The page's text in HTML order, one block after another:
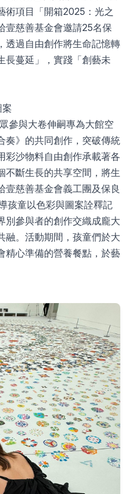
術項目「開箱2025：光之
壹慈善基金會邀請25名保
透過自由創作將生命記憶轉
長蔓延」，實踐「創藝未
參與大卷伸嗣專為大館空
奏》的共同創作，突破傳統
彩沙物料自由創作承載著各
不斷生長的共享空間，將生
壹慈善基金會義工團及保良
孩童以色彩與圖案詮釋記
別參與者的創作交織成龐大
融。活動期間，孩童們於大
精心準備的營養餐點，於藝